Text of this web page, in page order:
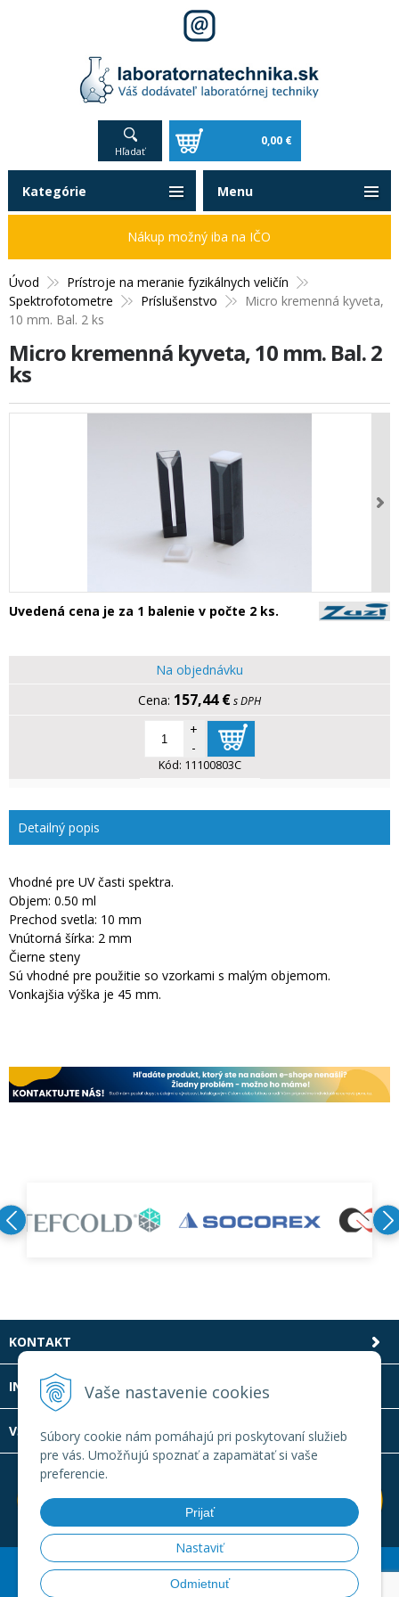
Vaše nastavenie cookies
Súbory cookie nám pomáhajú pri poskytovaní služieb
pre vás. Umožňujú spoznať a zapamätať si vaše
preferencie.
Prijať
Nastaviť
Odmietnuť
Hľadať
0,00 €
Úvod
Prístroje na meranie fyzikálnych veličín
Spektrofotometre
Príslušenstvo
Micro kremenná kyveta,
10 mm. Bal. 2 ks
Micro kremenná kyveta, 10 mm. Bal. 2
ks
Uvedená cena je za 1 balenie v počte 2 ks.
Na objednávku
157,44 €s DPH
+
-
Kód: 11100803C
Detailný popis
Vhodné pre UV časti spektra.
Objem: 0.50 ml
Prechod svetla: 10 mm
Vnútorná šírka: 2 mm
Čierne steny
Sú vhodné pre použitie so vzorkami s malým objemom.
Vonkajšia výška je 45 mm.
Kategórie
Nákup možný iba na IČO
Menu
KONTAKT
INFOLINKA
VŠETKO O NÁKUPE
© 2026 Laboratornatechnika.sk •Created
e-shop Pohoda